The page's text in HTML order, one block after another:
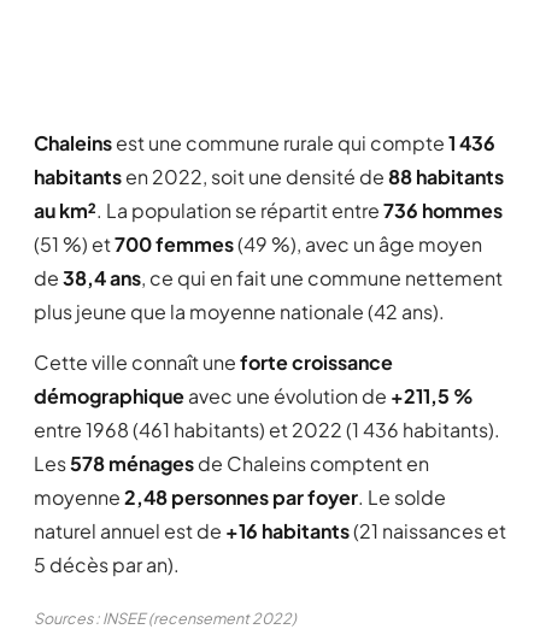
Chaleinsest une commune rurale qui compte1 436
habitantsen 2022, soit une densité de88 habitants
au km². La population se répartit entre736 hommes
(51 %) et700 femmes(49 %), avec un âge moyen
de38,4 ans, ce qui en fait une commune nettement
plus jeune que la moyenne nationale (42 ans).
Cette ville connaît uneforte croissance
démographiqueavec une évolution de +211,5 %
entre 1968 (461 habitants) et 2022 (1 436 habitants).
Les578 ménagesde Chaleins comptent en
moyenne2,48 personnes par foyer. Le solde
naturel annuel est de +16 habitants(21 naissances et
5 décès par an).
Sources : INSEE (recensement 2022)